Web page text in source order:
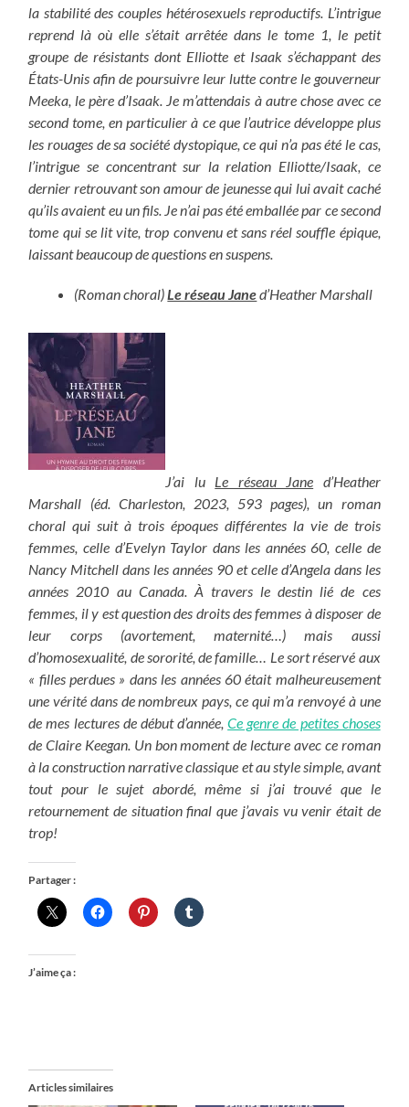
la stabilité des couples hétérosexuels reproductifs. L’intrigue
reprend là où elle s’était arrêtée dans le tome 1, le petit
groupe de résistants dont Elliotte et Isaak s’échappant des
États-Unis afin de poursuivre leur lutte contre le gouverneur
Meeka, le père d’Isaak. Je m’attendais à autre chose avec ce
second tome, en particulier à ce que l’autrice développe plus
les rouages de sa société dystopique, ce qui n’a pas été le cas,
l’intrigue se concentrant sur la relation Elliotte/Isaak, ce
dernier retrouvant son amour de jeunesse qui lui avait caché
qu’ils avaient eu un fils. Je n’ai pas été emballée par ce second
tome qui se lit vite, trop convenu et sans réel souffle épique,
laissant beaucoup de questions en suspens.
(Roman choral)Le réseau Janed’Heather Marshall
J’ai lu Le réseau Jane d’Heather
Marshall (éd. Charleston, 2023, 593 pages), un roman
choral qui suit à trois époques différentes la vie de trois
femmes, celle d’Evelyn Taylor dans les années 60, celle de
Nancy Mitchell dans les années 90 et celle d’Angela dans les
années 2010 au Canada. À travers le destin lié de ces
femmes, il y est question des droits des femmes à disposer de
leur corps (avortement, maternité…) mais aussi
d’homosexualité, de sororité, de famille… Le sort réservé aux
« filles perdues » dans les années 60 était malheureusement
une vérité dans de nombreux pays, ce qui m’a renvoyé à une
de mes lectures de début d’année,Ce genre de petites choses
de Claire Keegan. Un bon moment de lecture avec ce roman
à la construction narrative classique et au style simple, avant
tout pour le sujet abordé, même si j’ai trouvé que le
retournement de situation final que j’avais vu venir était de
trop!
Partager :
J’aime ça :
Articles similaires